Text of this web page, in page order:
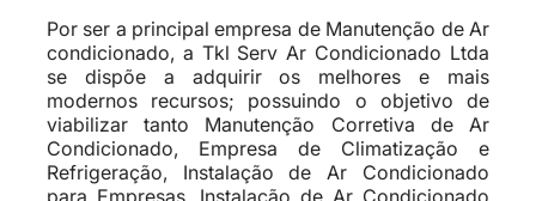
Por ser a principal empresa de Manutenção de Ar
condicionado, a Tkl Serv Ar Condicionado Ltda
se dispõe a adquirir os melhores e mais
modernos recursos; possuindo o objetivo de
viabilizar tanto Manutenção Corretiva de Ar
Condicionado, Empresa de Climatização e
Refrigeração, Instalação de Ar Condicionado
para Empresas, Instalação de Ar Condicionado